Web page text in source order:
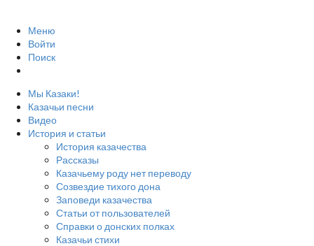
Меню
Войти
Поиск
Мы Казаки!
Казачьи песни
Видео
История и статьи
История казачества
Рассказы
Казачьему роду нет переводу
Созвездие тихого дона
Заповеди казачества
Статьи от пользователей
Справки о донских полках
Казачьи стихи